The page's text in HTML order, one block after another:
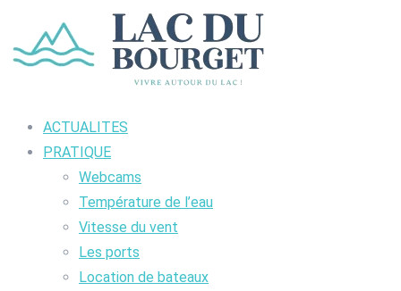
ACTUALITES
PRATIQUE
Webcams
Température de l’eau
Vitesse du vent
Les ports
Location de bateaux